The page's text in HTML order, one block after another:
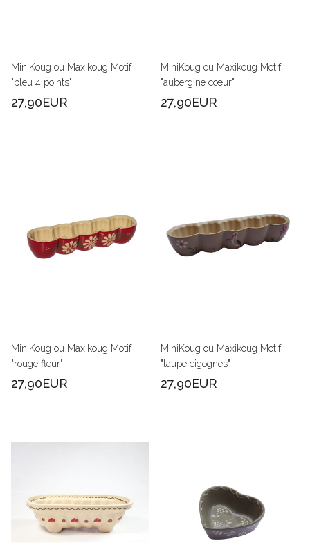
MiniKoug ou Maxikoug Motif
"bleu 4 points"
27,90EUR
MiniKoug ou Maxikoug Motif
"aubergine cœur"
27,90EUR
MiniKoug ou Maxikoug Motif
"rouge fleur"
27,90EUR
MiniKoug ou Maxikoug Motif
"taupe cigognes"
27,90EUR